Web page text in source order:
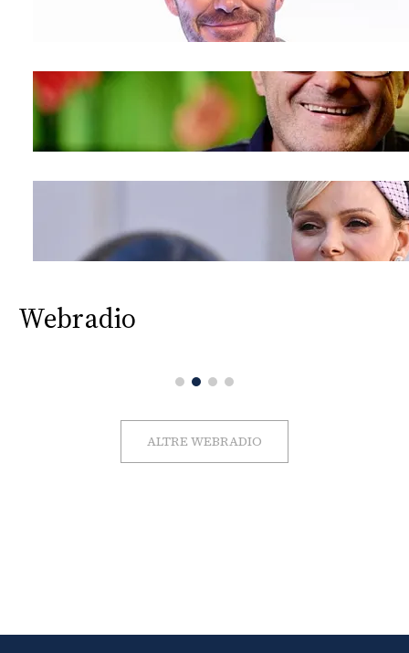
Webradio
ALTRE WEBRADIO